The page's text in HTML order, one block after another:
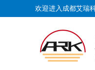
欢迎进入成都艾瑞